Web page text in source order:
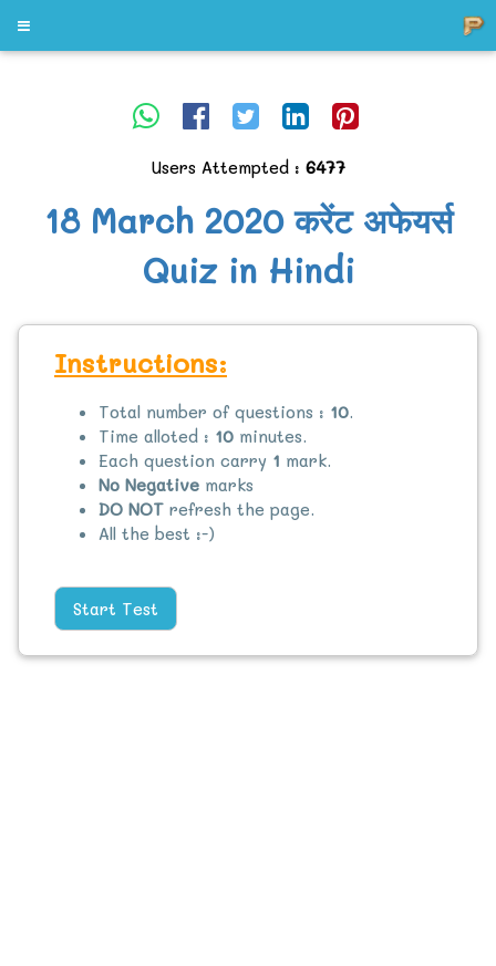
Users Attempted : 6477
18 March 2020 करेंट अफेयर्स
Quiz in Hindi
Instructions:
Total number of questions : 10.
Time alloted : 10 minutes.
Each question carry 1 mark.
No Negative marks
DO NOT refresh the page.
All the best :-)
Start Test